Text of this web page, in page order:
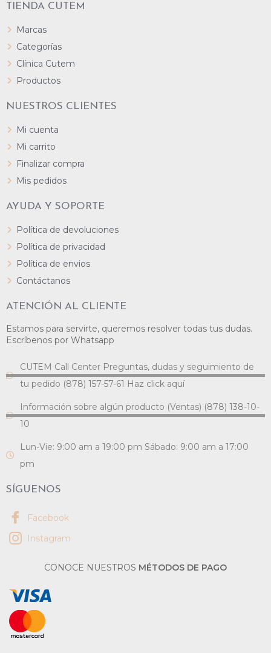
TIENDA CUTEM
Marcas
Categorías
Clínica Cutem
Productos
NUESTROS CLIENTES
Mi cuenta
Mi carrito
Finalizar compra
Mis pedidos
AYUDA Y SOPORTE
Política de devoluciones
Política de privacidad
Política de envios
Contáctanos
ATENCIÓN AL CLIENTE
Estamos para servirte, queremos resolver todas tus dudas.
Escríbenos por Whatsapp
CUTEM Call Center Preguntas, dudas y seguimiento de
tu pedido (878) 157-57-61 Haz click aquí
Información sobre algún producto (Ventas) (878) 138-10-
10
Lun-Vie: 9:00 am a 19:00 pm Sábado: 9:00 am a 17:00
pm
SÍGUENOS
Facebook
Instagram
CONOCE NUESTROS MÉTODOS DE PAGO